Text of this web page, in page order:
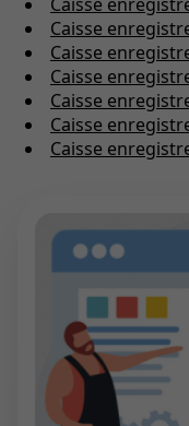
Caisse
Caisse
Caisse
Caisse
Caisse
Caisse